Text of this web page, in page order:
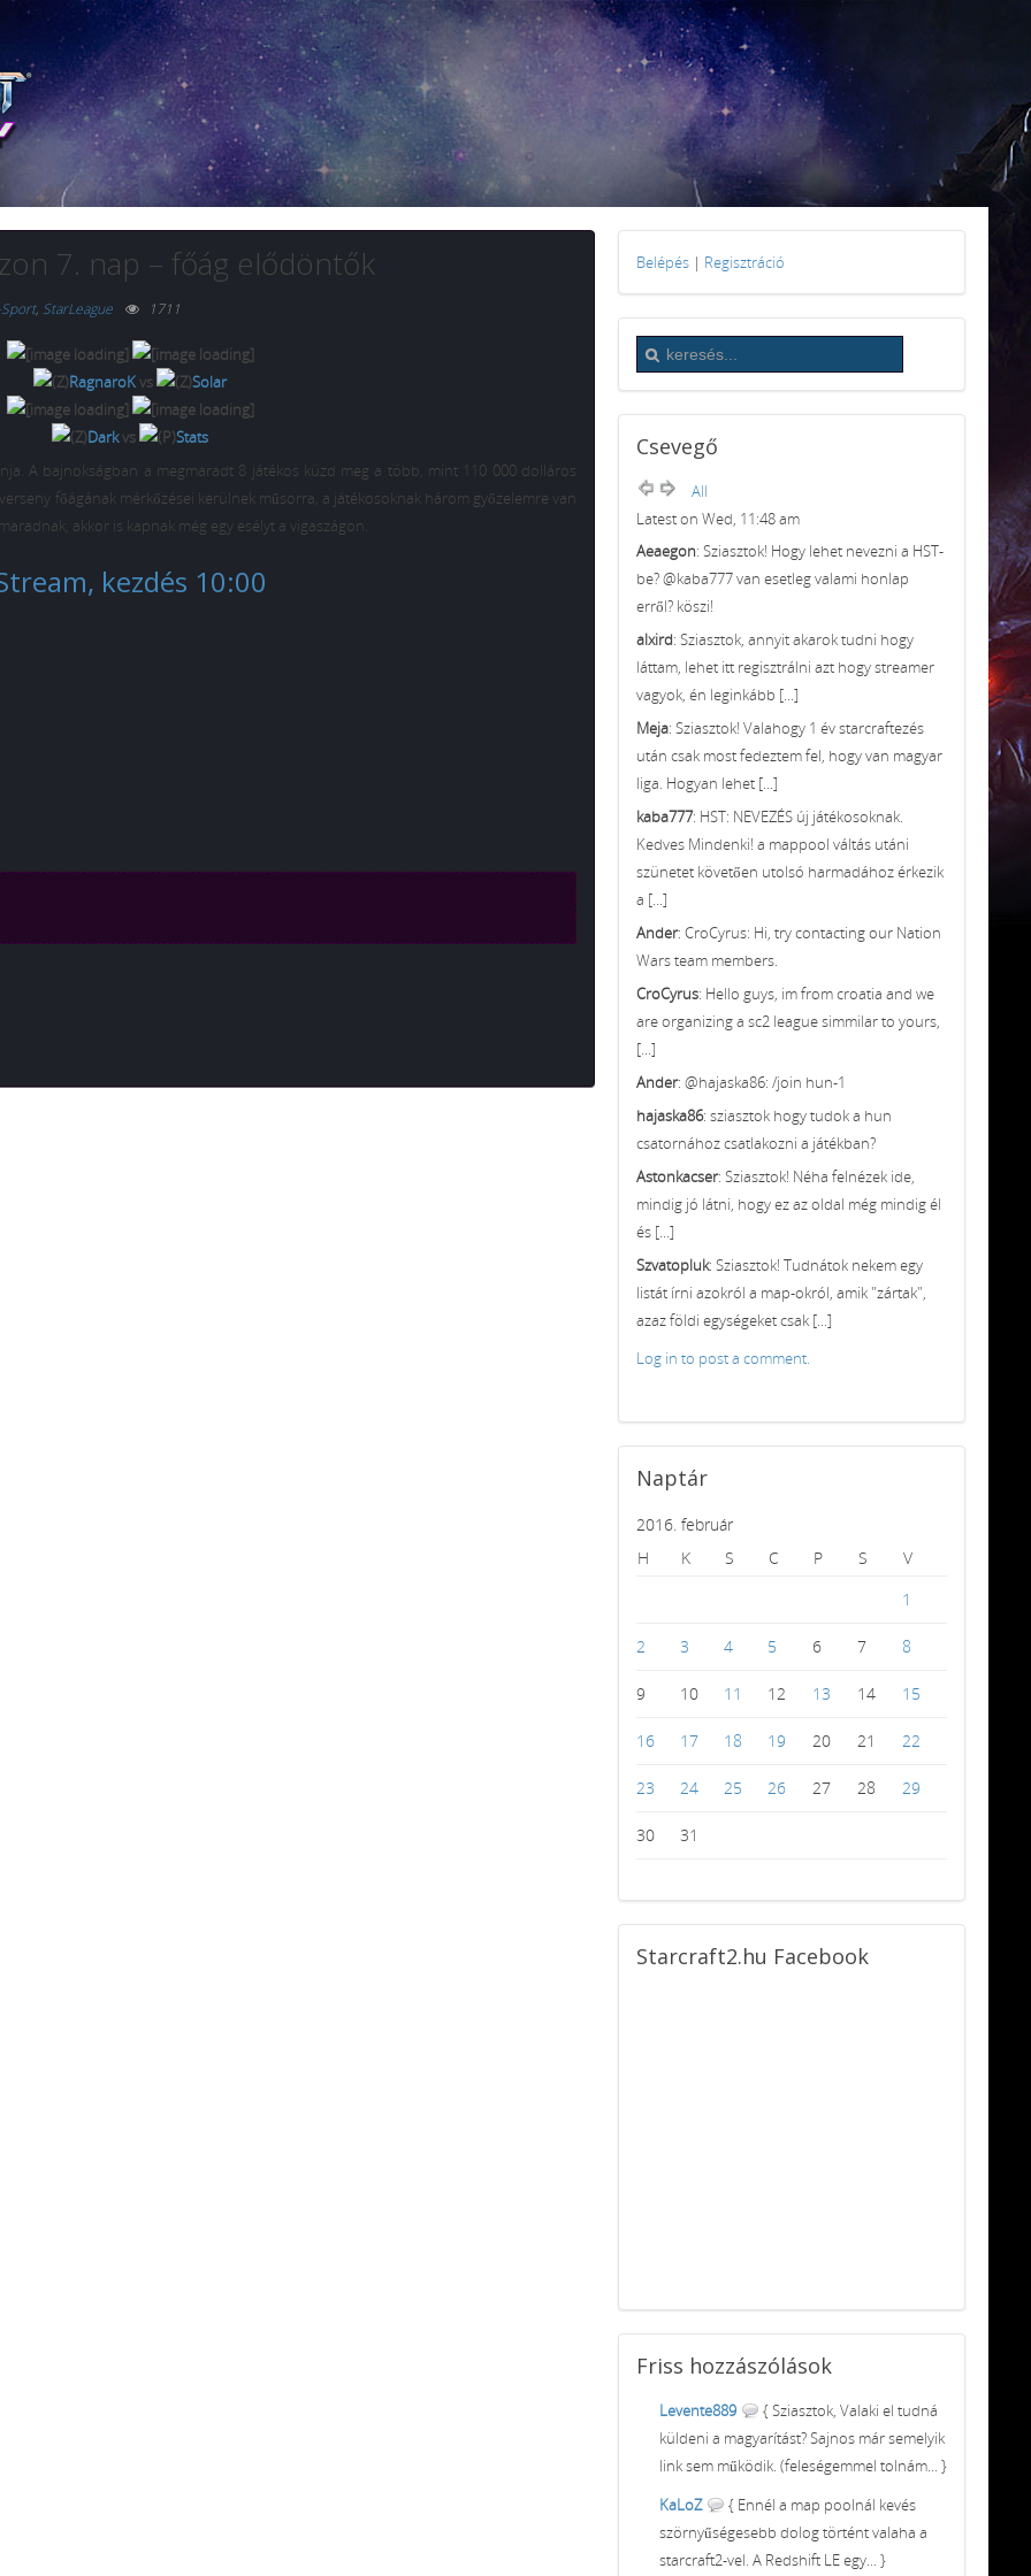
7. nap – főág elődöntők
, StarLeague 1711
RagnaroKvs Solar
Darkvs
Stats
A bajnokságban a megmaradt 8 játékos küzd meg a több, mint 110 000 dolláros
főágának mérkőzései kerülnek műsorra, a játékosoknak három győzelemre van
akkor is kapnak még egy esélyt a vigaszágon.
kezdés 10:00
Belépés | Regisztráció
Csevegő
All
Latest on Wed, 11:48 am
Aeaegon: Sziasztok! Hogy lehet nevezni a HST-
be? @kaba777 van esetleg valami honlap
erről? köszi!
alxird: Sziasztok, annyit akarok tudni hogy
láttam, lehet itt regisztrálni azt hogy streamer
vagyok, én leginkább [...]
Meja: Sziasztok! Valahogy 1 év starcraftezés
után csak most fedeztem fel, hogy van magyar
liga. Hogyan lehet [...]
kaba777: HST: NEVEZÉS új játékosoknak.
Kedves Mindenki! a mappool váltás utáni
szünetet követően utolsó harmadához érkezik
a [...]
Ander: CroCyrus: Hi, try contacting our Nation
Wars team members.
CroCyrus: Hello guys, im from croatia and we
are organizing a sc2 league simmilar to yours,
[...]
Ander: @hajaska86: /join hun-1
hajaska86: sziasztok hogy tudok a hun
csatornához csatlakozni a játékban?
Astonkacser: Sziasztok! Néha felnézek ide,
mindig jó látni, hogy ez az oldal még mindig él
és [...]
Szvatopluk: Sziasztok! Tudnátok nekem egy
listát írni azokról a map-okról, amik "zártak",
azaz földi egységeket csak [...]
Log in to post a comment.
Naptár
2016. február
H
K S C P S
V
1
2 3 4 5 6 7 8
9 10 11 12 13 14 15
16 17 18 19 20 21 22
23 24 25 26 27 28 29
30 31
Starcraft2.hu Facebook
Friss hozzászólások
Levente889
{ Sziasztok, Valaki el tudná
küldeni a magyarítást? Sajnos már semelyik
link sem működik. (feleségemmel tolnám... }
KaLoZ
{ Ennél a map poolnál kevés
szörnyűségesebb dolog történt valaha a
starcraft2-vel. A Redshift LE egy... }